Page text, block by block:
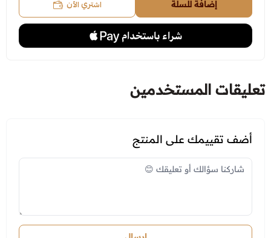
إضافة للسلة اشتري الآن
تعليقات المستخدمين
أضف تقييمك على المنتج